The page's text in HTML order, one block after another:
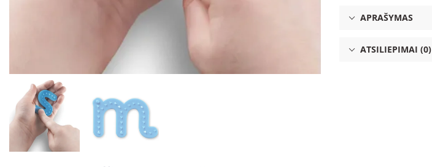
APRAŠYMAS
ATSILIEPIMAI (0)